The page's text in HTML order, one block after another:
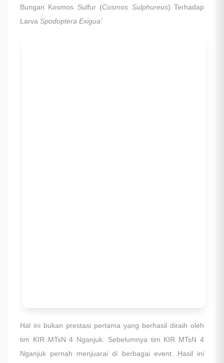
Bungan Kosmos Sulfur (Cosmos Sulphureus) Terhadap
Larva Spodoptera Exigua’
Hal ini bukan prestasi pertama yang berhasil diraih oleh
tim KIR MTsN 4 Nganjuk. Sebelumnya tim KIR MTsN 4
Nganjuk pernah menjuarai di berbagai event. Hasil ini